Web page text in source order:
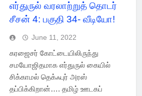
எர்துருல் வரலாற்றுத் தொடர்
சீசன் 4: பகுதி 34- வீடியோ!
June 11, 2022
கரஜைசர் கோட்டையிலிருந்து
சமயோஜிதமாக எர்துருல் கையில்
சிக்காமல் தெக்ஃபுர் அரஸ்
தப்பிக்கிறான்…. தமிழ் ஊடகப்